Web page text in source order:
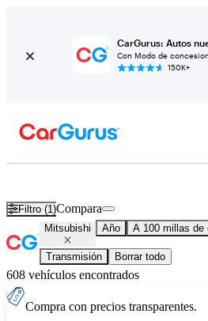
CarGurus: Autos
Con Modo de
150K+
Filtro (1)Compara
Mitsubishi Año A 100 millas de
Transmisión Borrar todo
608 vehículos encontrados
Compra con precios transparentes.